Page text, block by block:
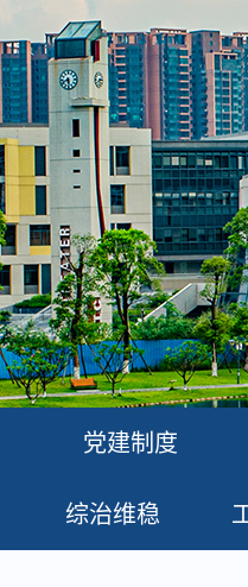
党建制度
综治维稳